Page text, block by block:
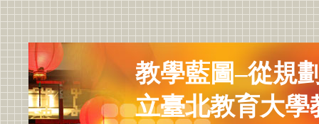
教學藍圖–從規
立臺北教育大學